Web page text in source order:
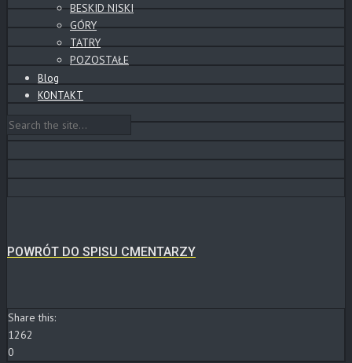
BESKID NISKI
GÓRY
TATRY
POZOSTAŁE
Blog
KONTAKT
POWRÓT DO SPISU CMENTARZY
Share this:
1262
0